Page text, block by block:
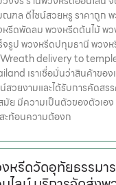
ฑล ดีไซน์สวยหรู ราคาถูก
รีดพัดลม พวงหรีดต้นไม้ พว
จรูป พวงหรีดปทุมธานี พวง
delivery to
เราเชื่อมั่นว่าสินค้าขอ
สวยงามและได้รับการคัดส
ย มีความเป็นตัวของตัวเอ
ะท้อนความต้องก
หรีดวัดอุทัยธรรมา